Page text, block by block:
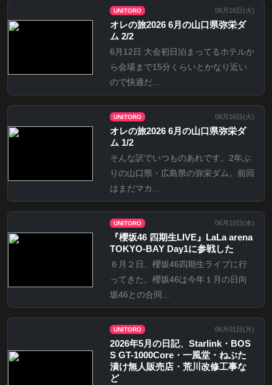
UNITORO 06月16日(火)
オレの旅2026 6月の山口県弥栄ダ
ム 2/2
6月12日 大会初日泊まってるホテルか
ら会場まで15分くらいとかなり近い
ので快適だ...
UNITORO 06月16日(火)
オレの旅2026 6月の山口県弥栄ダ
ム 1/2
そんな訳でいつものあれです。2年ぶ
りの山口県・広島県の弥栄ダム。前回
はまだマカ...
UNITORO 06月10日(水)
『櫻坂46 四期生LIVE』LaLa arena
TOKYO-BAY Day1に参戦した
６月２日、櫻坂46四期生ライブに行
ってきた。櫻坂46は今年１月の日向
坂46との合同...
UNITORO 06月01日( 月 )
2026年5月の日記、Starlink・BOS
S GT-1000Core・一風堂・ねぶた
漬け無人販売店・荒川改修工事な
ど